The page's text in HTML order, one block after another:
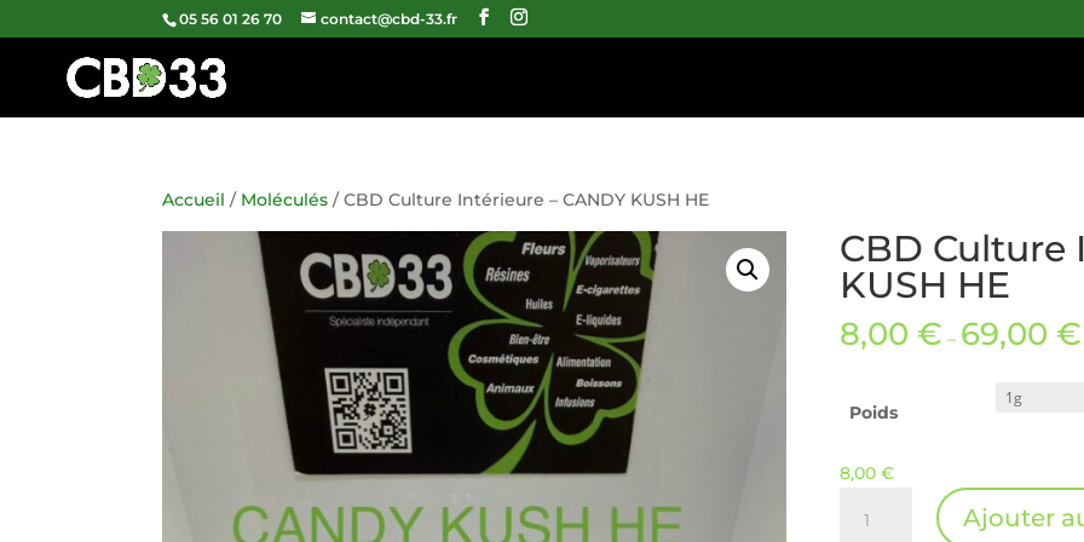
05 56 01 26 70 contact@cbd-33.fr
Accueil / Moléculés / CBD Culture Intérieure – CANDY KUSH HE
CBD Culture
KUSH HE
8,00 € – 69,00 €
Poids
8,00 €
Ajouter